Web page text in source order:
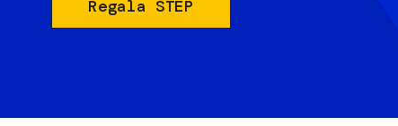
Regala STEP